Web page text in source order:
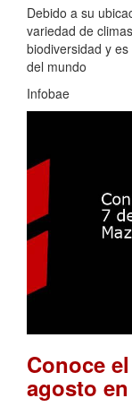
Debido a su
variedad de
biodiversidad y
del mundo
Infobae
Conoce
agosto